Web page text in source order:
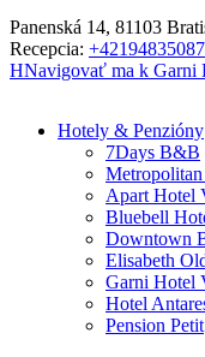
Panenská 14, 81103
Recepcia:
HNavigovať ma k Garni
Hotely & Penzióny
7Days B&B
Metropolitan
Apart Hotel
Bluebell
Downtown
Elisabeth
Garni Hotel
Hotel
Pension Petit